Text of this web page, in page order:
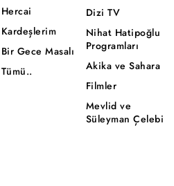
Hercai
Kardeşlerim
Bir Gece Masalı
Tümü..
Dizi TV
Nihat Hatipoğlu
Programları
Akika ve Sahara
Filmler
Mevlid ve
Süleyman Çelebi